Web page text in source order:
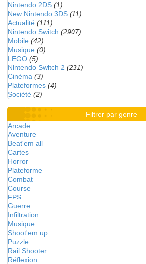
Nintendo 2DS (1)
New Nintendo 3DS (11)
Actualité (111)
Nintendo Switch (2907)
Mobile (42)
Musique (0)
LEGO (5)
Nintendo Switch 2 (231)
Cinéma (3)
Plateformes (4)
Société (2)
Filtrer par genre
Arcade
Aventure
Beat'em all
Cartes
Horror
Plateforme
Combat
Course
FPS
Guerre
Infiltration
Musique
Shoot'em up
Puzzle
Rail Shooter
Réflexion